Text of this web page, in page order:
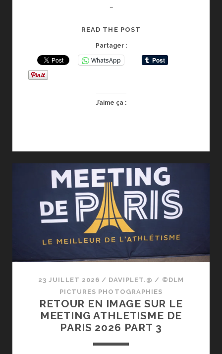
…
READ THE POST
ROYAL
Partager :
WhatsApp
J’aime ça :
23 JUILLET 2026 / DAVIPLET.@ / ©DLM
PICTURES PHOTOGRAPHIES
RETOUR EN IMAGE SUR LE
MEETING ATHLETISME DE
PARIS 2026 PART 3